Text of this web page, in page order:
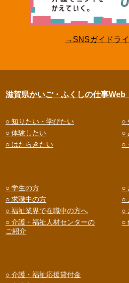
→SNSガイドラ
滋賀県かいご・ふくしの仕事Web
○ 知りたい・学びたい
○ 体験したい
○ はたらきたい
○
○
○
○ 学生の方
○ 求職中の方
○ 福祉業界で在職中の方へ
○ 介護・福祉人材センターの
ご紹介
○
○
○
○
○ 介護・福祉応援貸付金